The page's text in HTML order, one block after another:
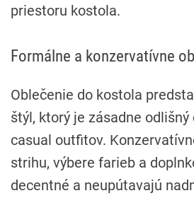
priestoru kostola.
Formálne a konzervatívne
Oblečenie do kostola
štýl, ktorý je zásadne odlišný
casual outfitov.
strihu, výbere farieb a
decentné a neupútavajú